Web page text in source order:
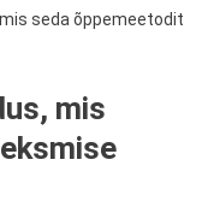
seda õppemeetodit
mis